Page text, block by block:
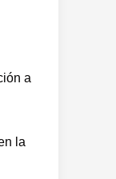
a
la